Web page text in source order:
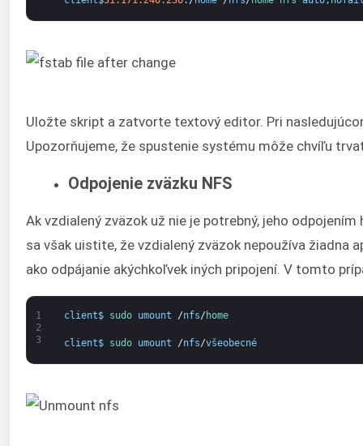
Uložte skript a zatvorte textový editor. Pri
Upozorňujeme, že spustenie systému môže chvíľu
Odpojenie zväzku NFS
Ak vzdialený zväzok už nie je potrebný, jeho
sa však uistite, že vzdialený zväzok nepoužíva žiadna
ako odpájanie akýchkoľvek iných pripojení. V tomto
1
2
3
client$ sudo umount /nfs/ home
client$ sudo umount /nfs/všeobecné